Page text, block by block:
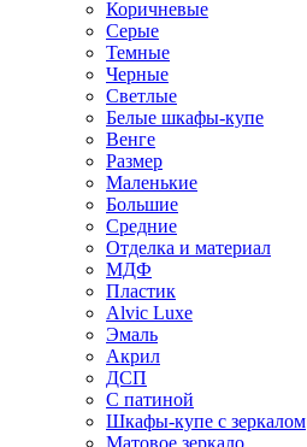
Коричневые
Серые
Темные
Черные
Светлые
Белые шкафы-купе
Венге
Размер
Маленькие
Большие
Средние
Отделка и материал
МДФ
Пластик
Alvic Luxe
Эмаль
Акрил
ДСП
С патиной
Шкафы-купе с зеркалом
Матовое зеркало